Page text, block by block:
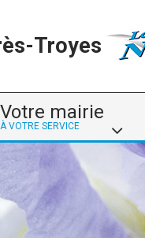
Troyes
Votre mairie
À VOTRE SERVICE